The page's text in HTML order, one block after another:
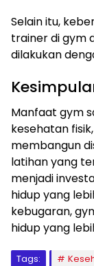
Selain itu,
trainer di gym
dilakukan
Manfaat gym
kesehatan
membangun
latihan yang
menjadi
hidup yang
kebugaran,
hidup yang
Tags: